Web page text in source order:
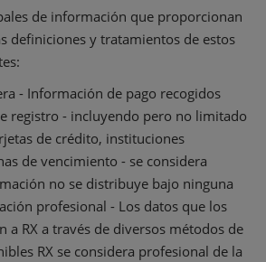
de información que proporcionan
definiciones y tratamientos de estos
- Información de pago recogidos
registro - incluyendo pero no limitado
de crédito, instituciones
de vencimiento - se considera
no se distribuye bajo ninguna
profesional - Los datos que los
a RX a través de diversos métodos de
RX se considera profesional de la